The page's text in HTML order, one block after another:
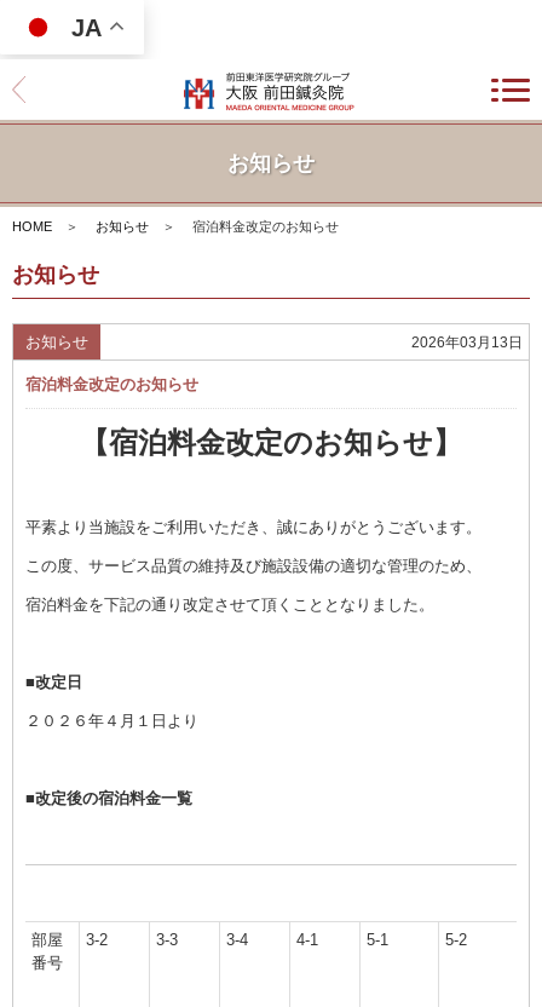
JA
お知らせ
HOME ＞ お知らせ ＞ 宿泊料金改定のお知らせ
お知らせ
お知らせ 2026年03月13日
宿泊料金改定のお知らせ
【宿泊料金改定のお知らせ】
平素より当施設をご利用いただき、誠にありがとうございます。
この度、サービス品質の維持及び施設設備の適切な管理のため、
宿泊料金を下記の通り改定させて頂くこととなりました。
■改定日
２０２６年４月１日より
■改定後の宿泊料金一覧
部屋
番号
3-2 3-3 3-4 4-1 5-1 5-2